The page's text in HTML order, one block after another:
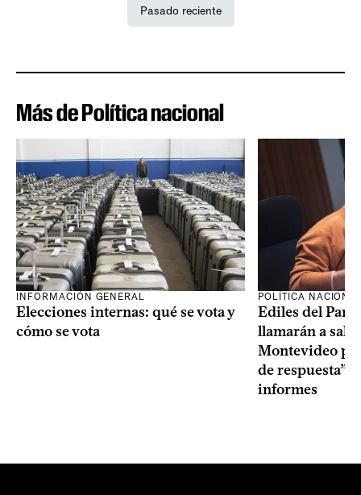
Pasado reciente
Más de Política nacional
INFORMACIÓN GENERAL
Elecciones internas: qué se vota y
cómo se vota
POLÍTICA
Ediles del
llamarán a sala
Montevideo
de respuesta”
informes